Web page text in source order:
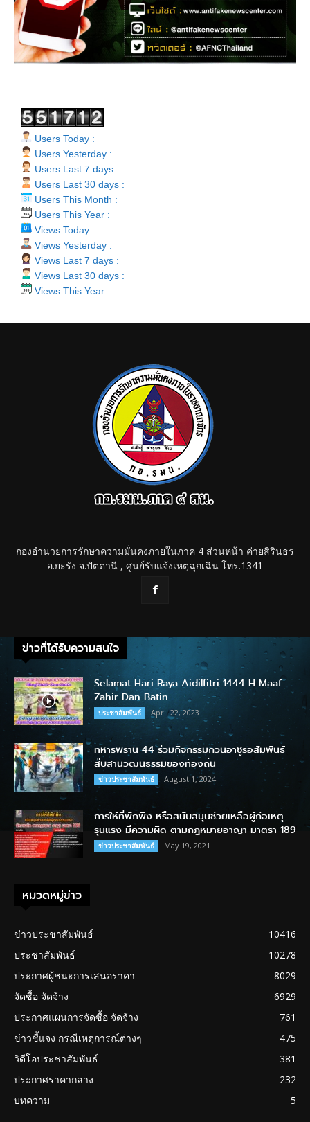
Users Today :
Users Yesterday :
Users Last 7 days :
Users Last 30 days :
Users This Month :
Users This Year :
Views Today :
Views Yesterday :
Views Last 7 days :
Views Last 30 days :
Views This Year :
กองอำนวยการรักษาความมั่นคงภายในภาค 4 ส่วนหน้า ค่ายสิรินธร
อ.ยะรัง จ.ปัตตานี , ศูนย์รับแจ้งเหตุฉุกเฉิน โทร.1341
ข่าวที่ได้รับความสนใจ
Selamat Hari Raya Aidilfitri 1444 H Maaf
Zahir Dan Batin
ประชาสัมพันธ์ April 22, 2023
ทหารพราน 44 ร่วมกิจกรรมกวนอาซูรอสัมพันธ์
สืบสานวัฒนธรรมของท้องถิ่น
ข่าวประชาสัมพันธ์ August 1, 2024
การให้ที่พักพิง หรือสนับสนุนช่วยเหลือผู้ก่อเหตุ
รุนแรง มีความผิด ตามกฎหมายอาญา มาตรา 189
ข่าวประชาสัมพันธ์ May 19, 2021
หมวดหมู่ข่าว
ข่าวประชาสัมพันธ์
10416
ประชาสัมพันธ์
10278
ประกาศผู้ชนะการเสนอราคา
8029
จัดซื้อ จัดจ้าง
6929
ประกาศแผนการจัดซื้อ จัดจ้าง
761
ข่าวชี้แจง กรณีเหตุการณ์ต่างๆ
475
วิดีโอประชาสัมพันธ์
381
ประกาศราคากลาง
232
บทความ
5